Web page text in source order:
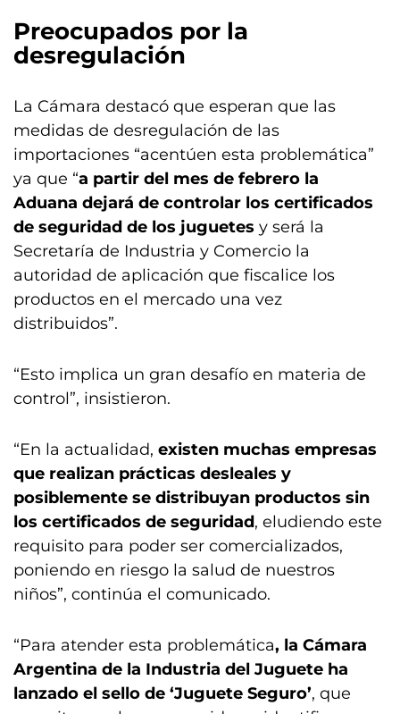
Preocupados por la
desregulación
La Cámara destacó que esperan que las
medidas de desregulación de las
importaciones “acentúen esta problemática”
ya que “a partir del mes de febrero la
Aduana dejará de controlar los certificados
de seguridad de los juguetes y será la
Secretaría de Industria y Comercio la
autoridad de aplicación que fiscalice los
productos en el mercado una vez
distribuidos”.
“Esto implica un gran desafío en materia de
control”, insistieron.
“En la actualidad, existen muchas empresas
que realizan prácticas desleales y
posiblemente se distribuyan productos sin
los certificados de seguridad, eludiendo este
requisito para poder ser comercializados,
poniendo en riesgo la salud de nuestros
niños”, continúa el comunicado.
“Para atender esta problemática, la Cámara
Argentina de la Industria del Juguete ha
lanzado el sello de ‘Juguete Seguro’, que